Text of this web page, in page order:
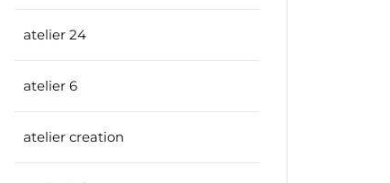
atelier 24
atelier 6
atelier creation